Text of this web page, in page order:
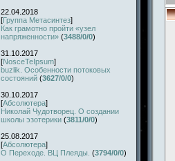
22.04.2018
[Группа Метасинтез]
Как грамотно пройти «узел
напряженности» (3488/0/0)
31.10.2017
[NosceTeIpsum]
buzlik. Особенности потоковых
состояний (3627/0/0)
30.10.2017
[Абсолютера]
Николай Чудотворец. О создании
школы эзотерики (3811/0/0)
25.08.2017
[Абсолютера]
О Переходе. ВЦ Плеяды. (3794/0/0)